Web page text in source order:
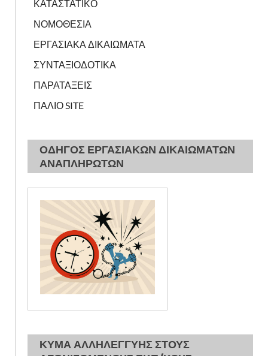
ΚΑΤΑΣΤΑΤΙΚΟ
ΝΟΜΟΘΕΣΙΑ
ΕΡΓΑΣΙΑΚΑ ΔΙΚΑΙΩΜΑΤΑ
ΣΥΝΤΑΞΙΟΔΟΤΙΚΑ
ΠΑΡΑΤΑΞΕΙΣ
ΠΑΛΙΟ SITE
ΟΔΗΓΟΣ ΕΡΓΑΣΙΑΚΩΝ ΔΙΚΑΙΩΜΑΤΩΝ
ΑΝΑΠΛΗΡΩΤΩΝ
ΚΥΜΑ ΑΛΛΗΛΕΓΓΥΗΣ ΣΤΟΥΣ